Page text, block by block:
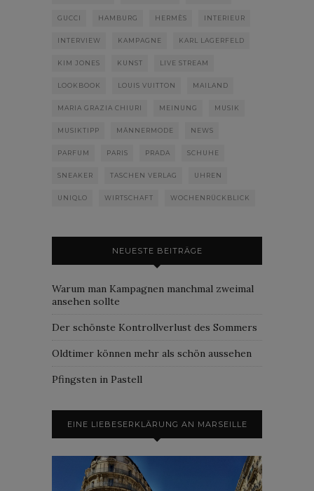
GUCCI HAMBURG HERMÈS INTERIEUR
INTERVIEW KAMPAGNE KARL LAGERFELD
KIM JONES KUNST LIVE STREAM
LOOKBOOK LOUIS VUITTON MAILAND
MARIA GRAZIA CHIURI MEINUNG MUSIK
MUSIKTIPP MÄNNERMODE NEWS
PARFUM PARIS PRADA SCHUHE
SNEAKER TASCHEN VERLAG UHREN
UNIQLO WIRTSCHAFT WOCHENRÜCKBLICK
NEUESTE BEITRÄGE
Warum man Kampagnen manchmal zweimal
ansehen sollte
Der schönste Kontrollverlust des Sommers
Oldtimer können mehr als schön aussehen
Pfingsten in Pastell
EINE LIEBESERKLÄRUNG AN MARSEILLE